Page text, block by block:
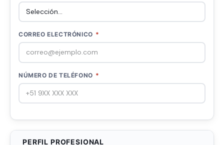
CORREO ELECTRÓNICO *
NÚMERO DE TELÉFONO *
PERFIL PROFESIONAL